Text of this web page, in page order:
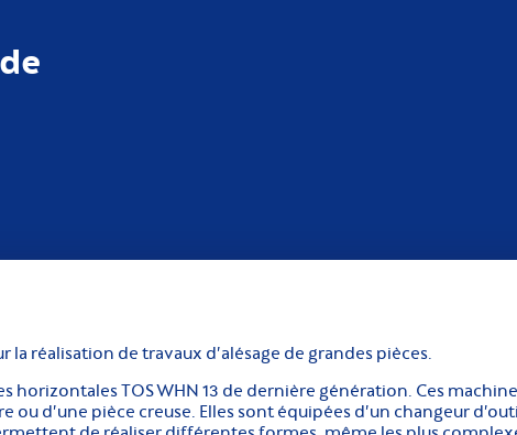
la réalisation de travaux d’alésage de grandes pièces.
horizontales TOS WHN 13 de dernière génération. Ces
ou d’une pièce creuse. Elles sont équipées d’un changeur